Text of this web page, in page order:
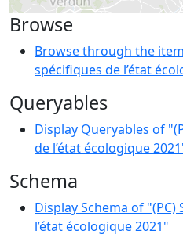
Browse
Browse through the
spécifiques de l’état
Queryables
Display Queryables of
de l’état écologique
Schema
Display Schema of
l’état écologique 2021"